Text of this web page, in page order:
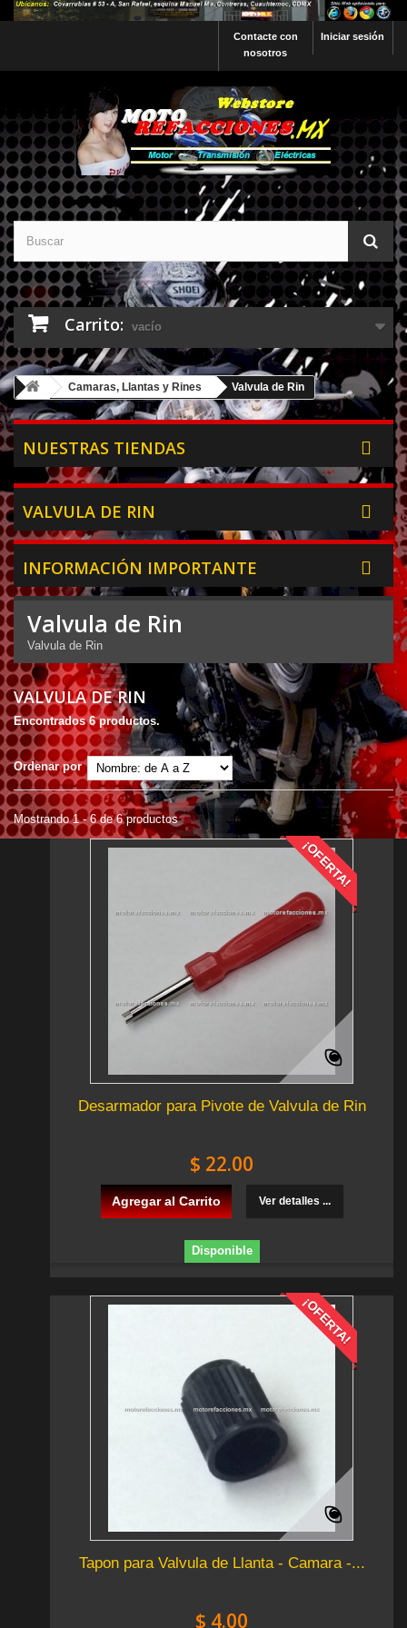
Iniciar sesión
Contacte con
nosotros
Carrito: vacío
Camaras, Llantas y Rines Valvula de Rin
NUESTRAS TIENDAS
VALVULA DE RIN
INFORMACIÓN IMPORTANTE
Valvula de Rin
Valvula de Rin
VALVULA DE RIN
Encontrados 6 productos.
Ordenar por
Mostrando 1 - 6 de 6 productos
¡OFERTA!
Desarmador para Pivote de Valvula de Rin
$ 22.00
Agregar al Carrito Ver detalles ...
Disponible
¡OFERTA!
Tapon para Valvula de Llanta - Camara -...
$ 4.00